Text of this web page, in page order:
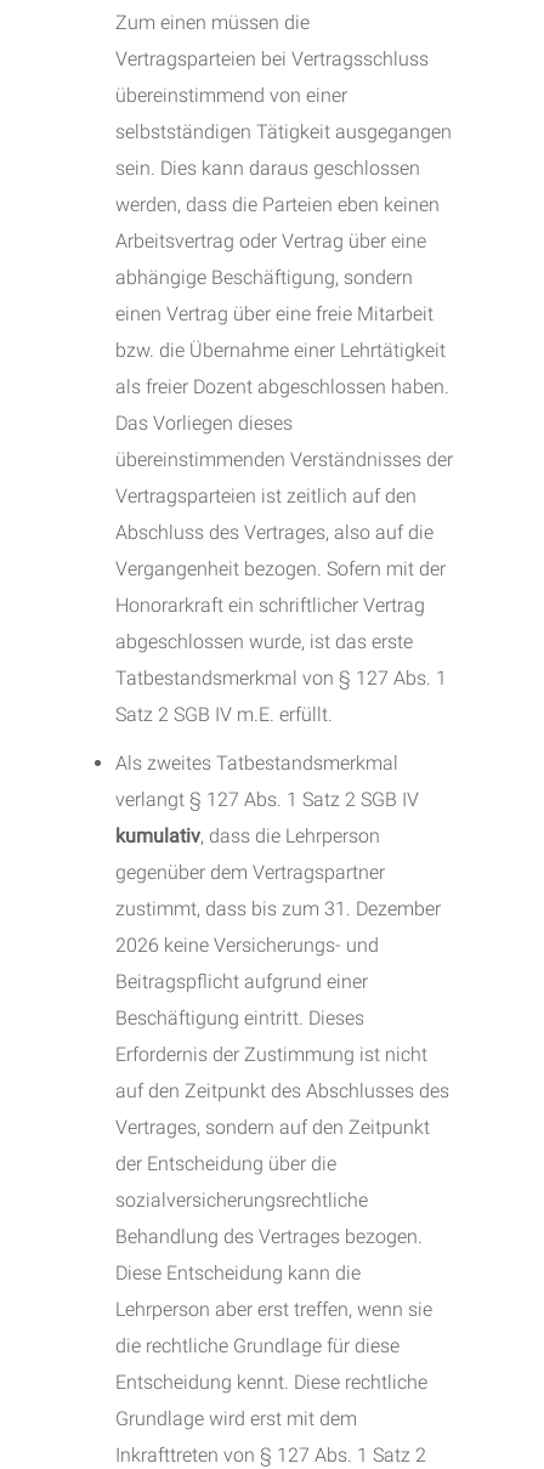
Zum einen müssen die
Vertragsparteien bei Vertragsschluss
übereinstimmend von einer
selbstständigen Tätigkeit ausgegangen
sein. Dies kann daraus geschlossen
werden, dass die Parteien eben keinen
Arbeitsvertrag oder Vertrag über eine
abhängige Beschäftigung, sondern
einen Vertrag über eine freie Mitarbeit
bzw. die Übernahme einer Lehrtätigkeit
als freier Dozent abgeschlossen haben.
Das Vorliegen dieses
übereinstimmenden Verständnisses der
Vertragsparteien ist zeitlich auf den
Abschluss des Vertrages, also auf die
Vergangenheit bezogen. Sofern mit der
Honorarkraft ein schriftlicher Vertrag
abgeschlossen wurde, ist das erste
Tatbestandsmerkmal von § 127 Abs. 1
Satz 2 SGB IV m.E. erfüllt.
Als zweites Tatbestandsmerkmal
verlangt § 127 Abs. 1 Satz 2 SGB IV
kumulativ, dass die Lehrperson
gegenüber dem Vertragspartner
zustimmt, dass bis zum 31. Dezember
2026 keine Versicherungs- und
Beitragspflicht aufgrund einer
Beschäftigung eintritt. Dieses
Erfordernis der Zustimmung ist nicht
auf den Zeitpunkt des Abschlusses des
Vertrages, sondern auf den Zeitpunkt
der Entscheidung über die
sozialversicherungsrechtliche
Behandlung des Vertrages bezogen.
Diese Entscheidung kann die
Lehrperson aber erst treffen, wenn sie
die rechtliche Grundlage für diese
Entscheidung kennt. Diese rechtliche
Grundlage wird erst mit dem
Inkrafttreten von § 127 Abs. 1 Satz 2